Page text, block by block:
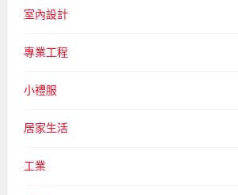
室內設計
專業工程
小禮服
居家生活
工業